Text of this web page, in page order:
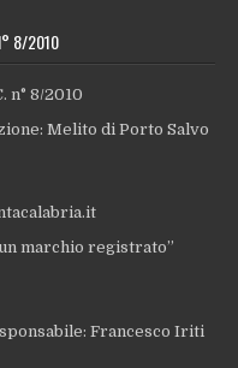
8/2010
n° 8/2010
Melito di Porto Salvo
marchio registrato”
Francesco Iriti